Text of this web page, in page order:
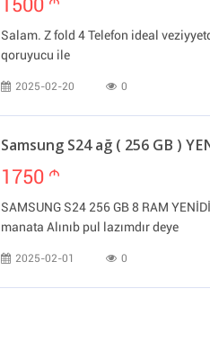
1500 m
Salam. Z fold 4 Telefon ideal
qoruyucu ile
2025-02-20 0
Samsung S24 ağ ( 256 GB )
1750 m
SAMSUNG S24 256 GB 8 RAM
manata Alınıb pul lazımdır deye
2025-02-01 0